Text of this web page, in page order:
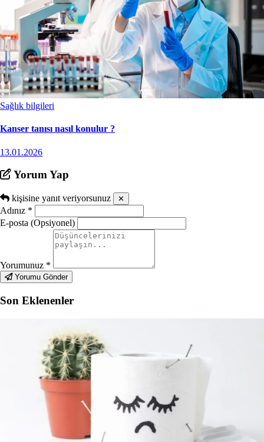
Sağlık bilgileri
Kanser tanısı nasıl konulur ?
13.01.2026
Yorum Yap
kişisine yanıt veriyorsunuz ✕
Adınız *
E-posta (Opsiyonel)
Yorumunuz *
Yorumu Gönder
Son Eklenenler